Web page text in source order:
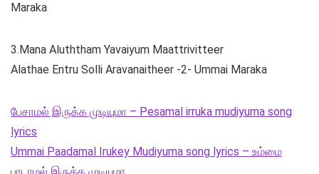
Maraka
3.Mana Aluththam Yavaiyum Maattrivitteer
Alathae Entru Solli Aravanaitheer -2- Ummai Maraka
பேசாமல் இருக்க முடியுமா – Pesamal irruka mudiyuma song
lyrics
Ummai Paadamal Irukey Mudiyuma song lyrics – உம்மை